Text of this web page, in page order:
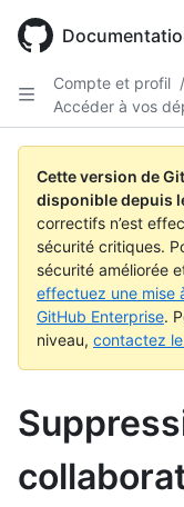
main
Compte et profil /
Accéder à vos
Cette version de
disponible depuis
correctifs n’est
sécurité critiques.
sécurité améliorée
effectuez une mise
GitHub Enterprise.
niveau, contactez